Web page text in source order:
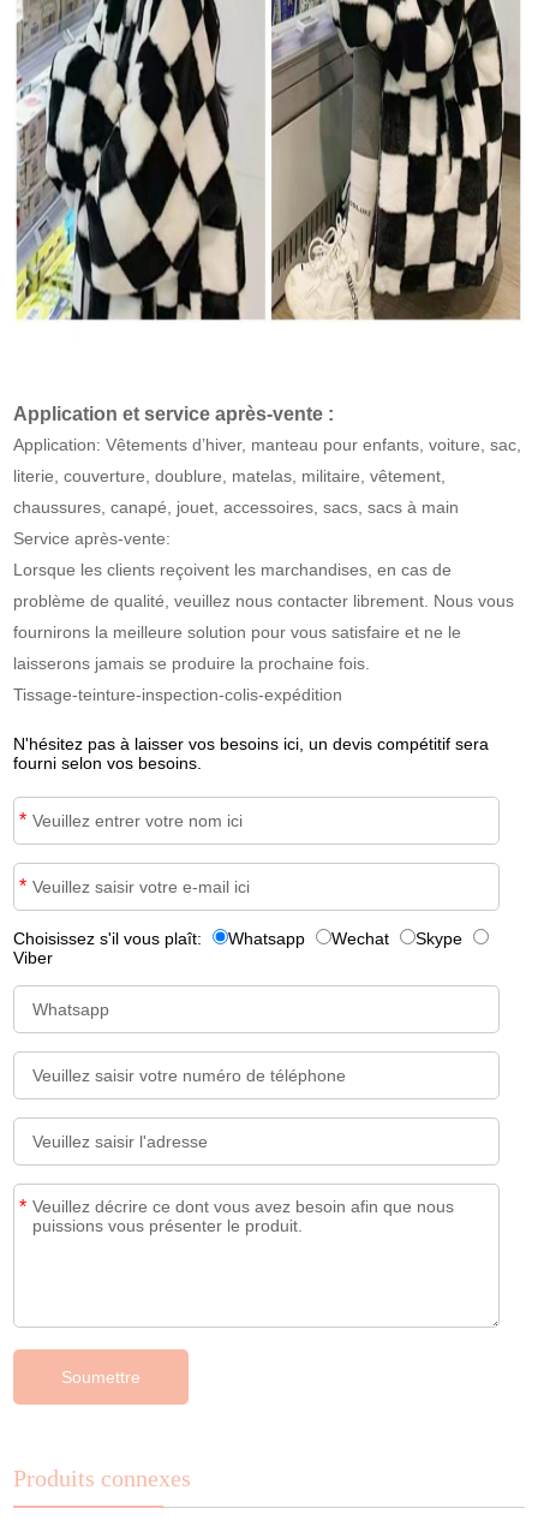
Application et service après-vente :
Application: Vêtements d’hiver, manteau pour enfants, voiture, sac,
literie, couverture, doublure, matelas, militaire, vêtement,
chaussures, canapé, jouet, accessoires, sacs, sacs à main
Service après-vente:
Lorsque les clients reçoivent les marchandises, en cas de
problème de qualité, veuillez nous contacter librement. Nous vous
fournirons la meilleure solution pour vous satisfaire et ne le
laisserons jamais se produire la prochaine fois.
Tissage-teinture-inspection-colis-expédition
N'hésitez pas à laisser vos besoins ici, un devis compétitif sera
fourni selon vos besoins.
*
*
Choisissez s'il vous plaît: Whatsapp Wechat
Skype
Viber
*
Produits connexes